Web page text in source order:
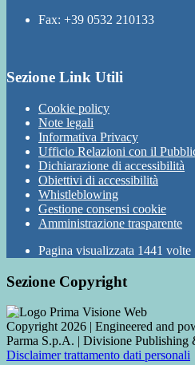
Fax: +39 0532 210133
Sezione Link Utili
Cookie policy
Note legali
Informativa Privacy
Ufficio Relazioni con il
Dichiarazione di accessibilità
Obiettivi di accessibilità
Whistleblowing
Gestione consensi cookie
Amministrazione trasparente
Pagina visualizzata 1441 volte
Sezione Copyright
Copyright 2026 | Engineered and
Parma S.p.A. | Divisione
Disclaimer trattamento dati personali